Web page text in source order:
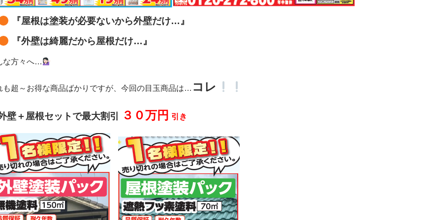
『屋根は塗装が必要ないから外壁だけ…』
『外壁は綺麗だから屋根だけ…』
な方々へ…
も超～お得な商品ばかりですが、今回の目玉商品は… コレ
壁＋屋根セットで最大割引 ３０万円 引き